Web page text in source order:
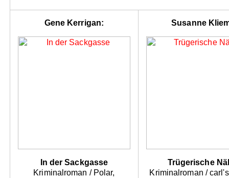
Gene Kerrigan:
In der Sackgasse
Kriminalroman / Polar,
Susanne
Trügerische
Kriminalroman /